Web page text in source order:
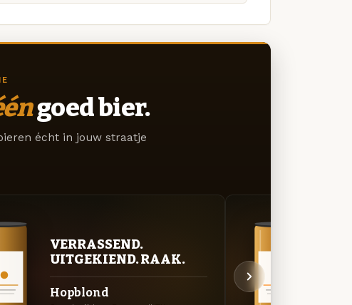
goed bier.
écht in jouw straatje
VERRASSEND.
UITGEKIEND. RAAK.
Hopblond